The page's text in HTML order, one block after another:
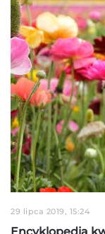
29 lipca 2019, 15:24